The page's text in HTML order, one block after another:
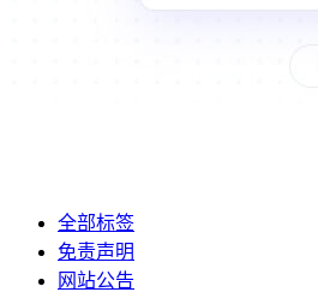
全部标签
免责声明
网站公告